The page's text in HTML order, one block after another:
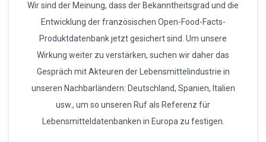
Wir sind der Meinung, dass der Bekanntheitsgrad und die
Entwicklung der französischen Open-Food-Facts-
Produktdatenbank jetzt gesichert sind. Um unsere
Wirkung weiter zu verstärken, suchen wir daher das
Gespräch mit Akteuren der Lebensmittelindustrie in
unseren Nachbarländern: Deutschland, Spanien, Italien
usw., um so unseren Ruf als Referenz für
Lebensmitteldatenbanken in Europa zu festigen.